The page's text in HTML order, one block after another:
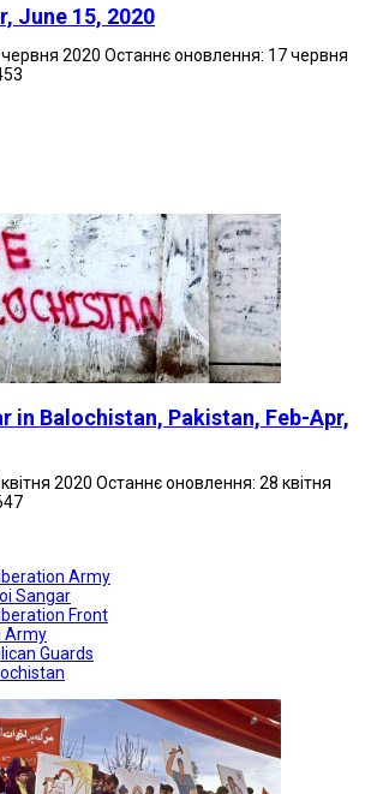
June 15, 2020
2020 Останнє оновлення: 17 червня
in Balochistan, Pakistan, Feb-Apr,
2020 Останнє оновлення: 28 квітня
Army
Sangar
Front
Army
Guards